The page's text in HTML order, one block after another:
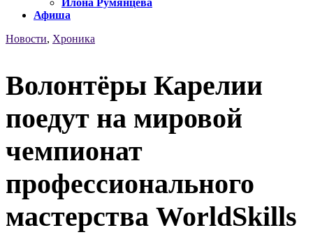
Илона Румянцева
Афиша
Новости, Хроника
Волонтёры Карелии
поедут на мировой
чемпионат
профессионального
мастерства WorldSkills